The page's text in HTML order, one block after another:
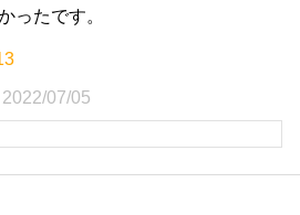
ったです。
2022/07/05